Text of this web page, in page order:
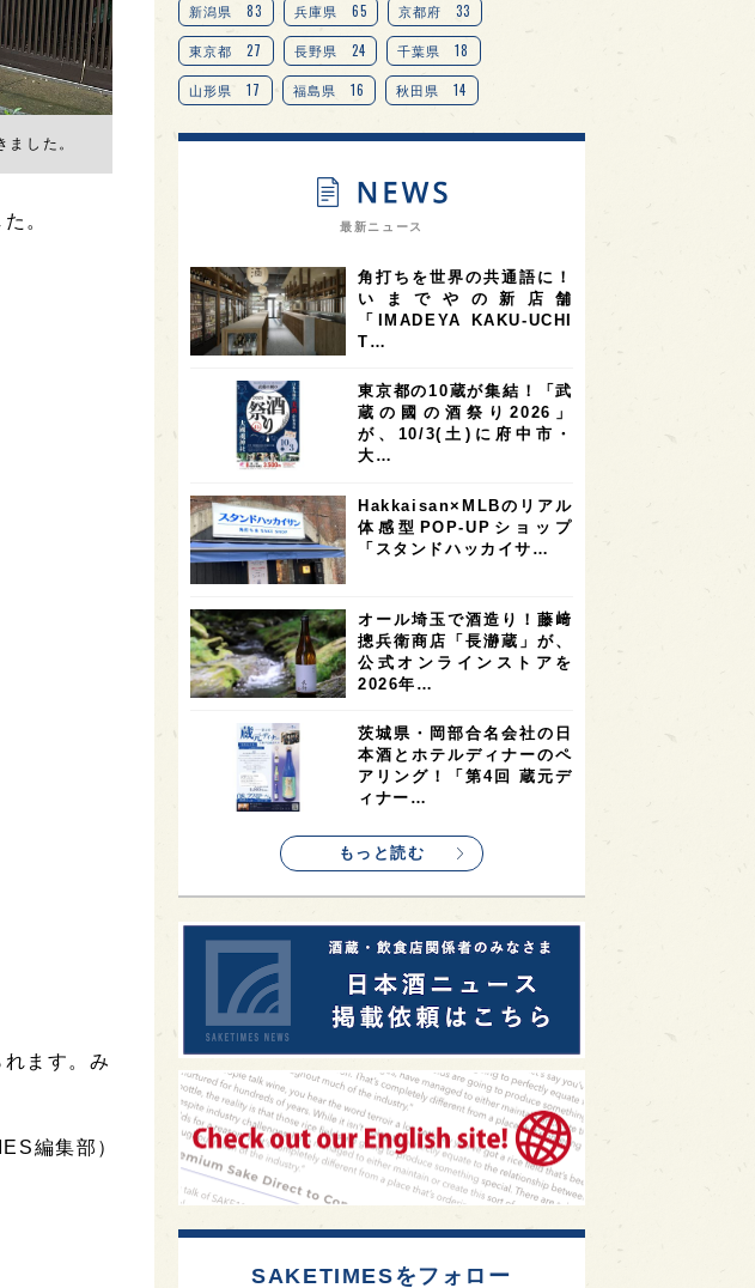
ました。
。
ます。み
編集部）
新潟県 83 兵庫県 65 京都府 33
東京都 27 長野県 24 千葉県 18
山形県 17 福島県 16 秋田県 14
愛知県 14 宮城県 14 岐阜県 13
オピニオンリーダーの視点 9
石川県 7 奈良県 7 滋賀県 7 和歌山県 6
富山県 6 フランス 6 高知県 5 島根県 5
4 アメリカ 4 神奈川県 4
4 三重県 3 3
オーストラリア 2 台湾 2 アジア 2
SAKEの時代を生きる 2
全蔵めぐり 1 シンガポール 1 カナダ 1
群馬県 1 熊本県 1 徳島県
イギリス ノルウェー 1 新宿区
歌舞伎町 1 沖縄県 1 鳥取県 1
saketimes_image_4
最新ニュース
角打ちを世界の共通語に！
いまでやの新店舗
「IMADEYA KAKU-UCHI
T…
東京都の10蔵が集結！「武
蔵の國の酒祭り2026」
が、10/3(土)に府中市・
大…
Hakkaisan×MLBのリアル
体感型POP-UPショップ
「スタンドハッカイサ…
オール埼玉で酒造り！藤﨑
摠兵衛商店「長瀞蔵」が、
公式オンラインストアを
2026年…
茨城県・岡部合名会社の日
本酒とホテルディナーのペ
アリング！「第4回 蔵元デ
ィナー…
もっと読む
SAKETIMESをフォロー